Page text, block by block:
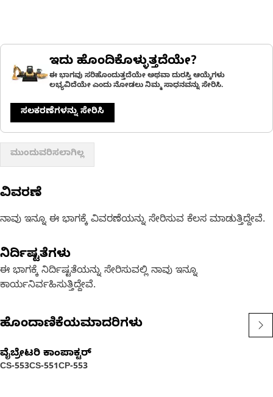
ಇದು ಹೊಂದಿಕೊಳ್ಳುತ್ತದೆಯೇ?
ಈ ಭಾಗವು ಸರಿಹೊಂದುತ್ತದೆಯೇ ಅಥವಾ ದುರಸ್ತಿ ಆಯ್ಕೆಗಳು
ಲಭ್ಯವಿದೆಯೇ ಎಂದು ನೋಡಲು ನಿಮ್ಮ ಸಾಧನವನ್ನು ಸೇರಿಸಿ.
ಸಲಕರಣೆಗಳನ್ನು ಸೇರಿಸಿ
ಮುಂದುವರಿಸಲಾಗಿಲ್ಲ
ವಿವರಣೆ
ನಾವು ಇನ್ನೂ ಈ ಭಾಗಕ್ಕೆ ವಿವರಣೆಯನ್ನು ಸೇರಿಸುವ ಕೆಲಸ ಮಾಡುತ್ತಿದ್ದೇವೆ.
ನಿರ್ದಿಷ್ಟತೆಗಳು
ಈ ಭಾಗಕ್ಕೆ ನಿರ್ದಿಷ್ಟತೆಯನ್ನು ಸೇರಿಸುವಲ್ಲಿ ನಾವು ಇನ್ನೂ
ಕಾರ್ಯನಿರ್ವಹಿಸುತ್ತಿದ್ದೇವೆ.
ಹೊಂದಾಣಿಕೆಯಮಾದರಿಗಳು
ವೈಬ್ರೇಟರಿ ಕಾಂಪಾಕ್ಟರ್‌
CS-553CS-551CP-553